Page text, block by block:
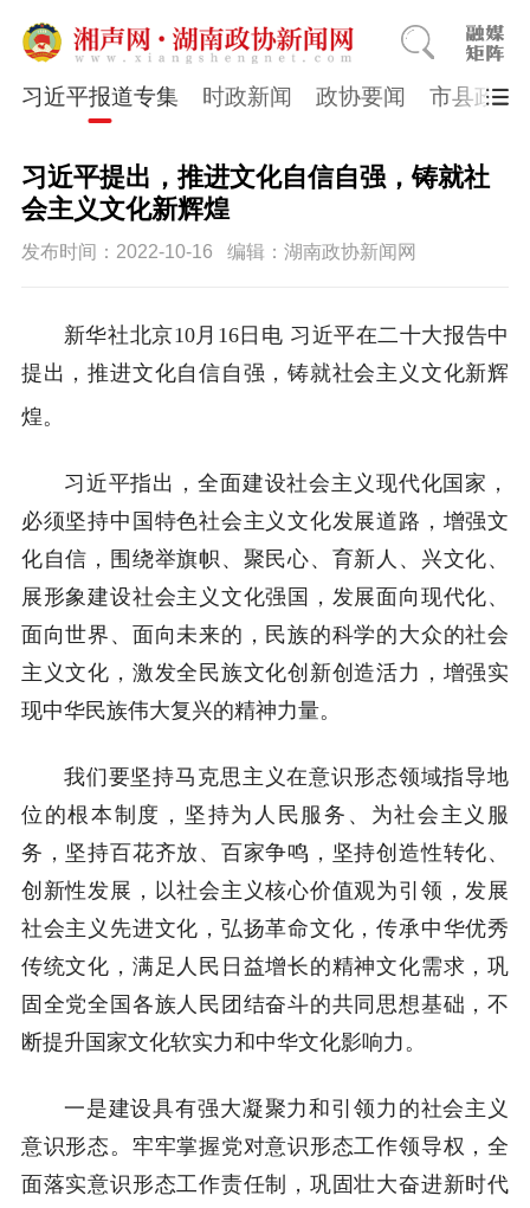
习近平报道专集 时政新闻 政协要闻 市县政协
习近平提出，推进文化自信自强，铸就社
会主义文化新辉煌
发布时间：2022-10-16 编辑：湖南政协新闻网
新华社北京10月16日电 习近平在二十大报告中
提出，推进文化自信自强，铸就社会主义文化新辉
煌。
习近平指出，全面建设社会主义现代化国家，
必须坚持中国特色社会主义文化发展道路，增强文
化自信，围绕举旗帜、聚民心、育新人、兴文化、
展形象建设社会主义文化强国，发展面向现代化、
面向世界、面向未来的，民族的科学的大众的社会
主义文化，激发全民族文化创新创造活力，增强实
现中华民族伟大复兴的精神力量。
我们要坚持马克思主义在意识形态领域指导地
位的根本制度，坚持为人民服务、为社会主义服
务，坚持百花齐放、百家争鸣，坚持创造性转化、
创新性发展，以社会主义核心价值观为引领，发展
社会主义先进文化，弘扬革命文化，传承中华优秀
传统文化，满足人民日益增长的精神文化需求，巩
固全党全国各族人民团结奋斗的共同思想基础，不
断提升国家文化软实力和中华文化影响力。
一是建设具有强大凝聚力和引领力的社会主义
意识形态。牢牢掌握党对意识形态工作领导权，全
面落实意识形态工作责任制，巩固壮大奋进新时代